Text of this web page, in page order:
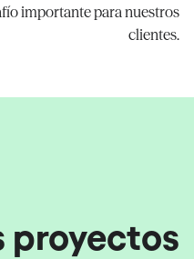
importante para nuestros
clientes.
proyectos